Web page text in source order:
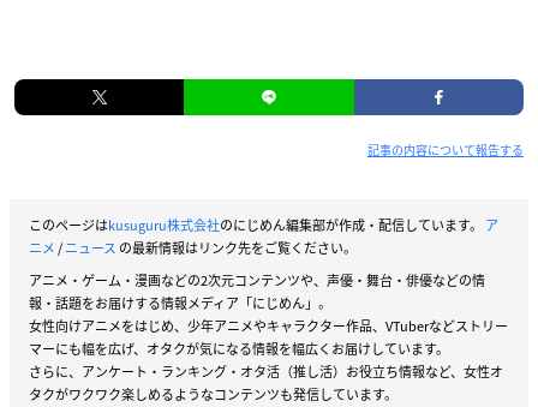
記事の内容について報告する
このページはkusuguru株式会社のにじめん編集部が作成・配信しています。 ア
ニメ/ニュース の最新情報はリンク先をご覧ください。
アニメ・ゲーム・漫画などの2次元コンテンツや、声優・舞台・俳優などの情
報・話題をお届けする情報メディア「にじめん」。
女性向けアニメをはじめ、少年アニメやキャラクター作品、VTuberなどストリー
マーにも幅を広げ、オタクが気になる情報を幅広くお届けしています。
さらに、アンケート・ランキング・オタ活（推し活）お役立ち情報など、女性オ
タクがワクワク楽しめるようなコンテンツも発信しています。